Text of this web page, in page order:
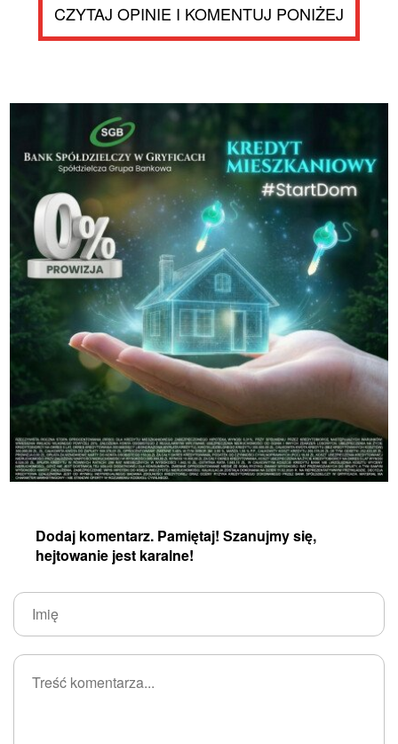
CZYTAJ OPINIE I KOMENTUJ PONIŻEJ
Dodaj komentarz. Pamiętaj! Szanujmy się,
hejtowanie jest karalne!